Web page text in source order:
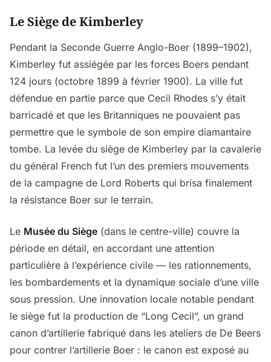
Le Siège de Kimberley
Pendant la Seconde Guerre Anglo-Boer (1899–1902),
Kimberley fut assiégée par les forces Boers pendant
124 jours (octobre 1899 à février 1900). La ville fut
défendue en partie parce que Cecil Rhodes s’y était
barricadé et que les Britanniques ne pouvaient pas
permettre que le symbole de son empire diamantaire
tombe. La levée du siège de Kimberley par la cavalerie
du général French fut l’un des premiers mouvements
de la campagne de Lord Roberts qui brisa finalement
la résistance Boer sur le terrain.
Le Musée du Siège (dans le centre-ville) couvre la
période en détail, en accordant une attention
particulière à l’expérience civile — les rationnements,
les bombardements et la dynamique sociale d’une ville
sous pression. Une innovation locale notable pendant
le siège fut la production de “Long Cecil”, un grand
canon d’artillerie fabriqué dans les ateliers de De Beers
pour contrer l’artillerie Boer : le canon est exposé au